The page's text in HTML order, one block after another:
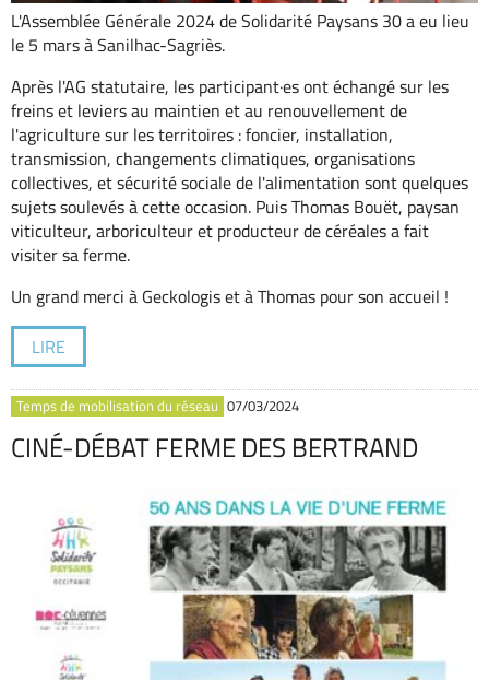
L'Assemblée Générale 2024 de Solidarité Paysans 30 a eu lieu
le 5 mars à Sanilhac-Sagriès.
Après l'AG statutaire, les participant·es ont échangé sur les
freins et leviers au maintien et au renouvellement de
l'agriculture sur les territoires : foncier, installation,
transmission, changements climatiques, organisations
collectives, et sécurité sociale de l'alimentation sont quelques
sujets soulevés à cette occasion. Puis Thomas Bouët, paysan
viticulteur, arboriculteur et producteur de céréales a fait
visiter sa ferme.
Un grand merci à Geckologis et à Thomas pour son accueil !
LIRE
Temps de mobilisation du réseau 07/03/2024
CINÉ-DÉBAT FERME DES BERTRAND